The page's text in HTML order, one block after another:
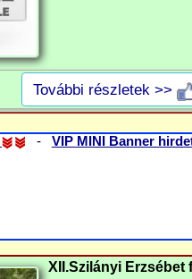
További részletek >>
- VIP MINI Banner
XII.Szilányi